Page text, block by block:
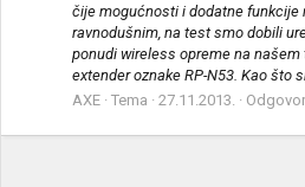
čije mogućnosti i dodatne funkcije
ravnodušnim, na test smo dobili
ponudi wireless opreme na našem
extender oznake RP-N53. Kao što
AXE Tema 27.11.2013.